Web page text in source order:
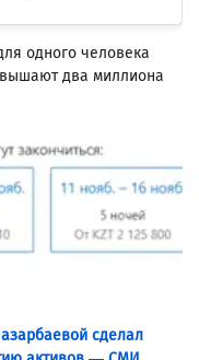
одного человека
два миллиона
сделал